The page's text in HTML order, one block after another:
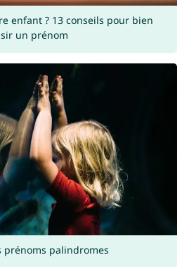
enfant ? 13 conseils pour bien
un prénom
prénoms palindromes